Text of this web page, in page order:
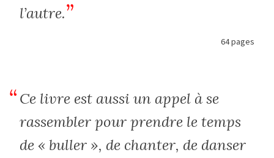
l’autre.
64 pages
Ce livre est aussi un appel à se
rassembler pour prendre le temps
de « buller », de chanter, de danser